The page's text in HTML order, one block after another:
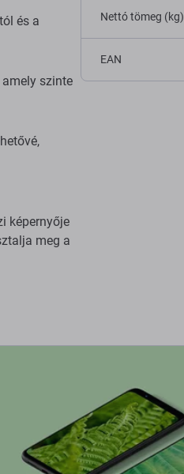
és a
szinte
képernyője
meg a
Nettó tömeg (kg)
EAN